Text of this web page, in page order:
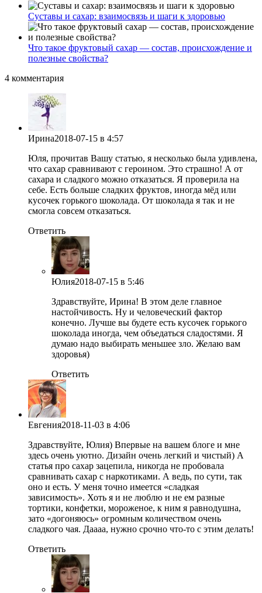
Суставы и сахар: взаимосвязь и шаги к здоровью
Что такое фруктовый сахар — состав, происхождение и
полезные свойства?
4 комментария
Ирина2018-07-15 в 4:57
Юля, прочитав Вашу статью, я несколько была удивлена,
что сахар сравнивают с героином. Это страшно! А от
сахара и сладкого можно отказаться. Я проверила на
себе. Есть больше сладких фруктов, иногда мёд или
кусочек горького шоколада. От шоколада я так и не
смогла совсем отказаться.
Ответить
Юлия2018-07-15 в 5:46
Здравствуйте, Ирина! В этом деле главное
настойчивость. Ну и человеческий фактор
конечно. Лучше вы будете есть кусочек горького
шоколада иногда, чем объедаться сладостями. Я
думаю надо выбирать меньшее зло. Желаю вам
здоровья)
Ответить
Евгения2018-11-03 в 4:06
Здравствуйте, Юлия) Впервые на вашем блоге и мне
здесь очень уютно. Дизайн очень легкий и чистый) А
статья про сахар зацепила, никогда не пробовала
сравнивать сахар с наркотиками. А ведь, по сути, так
оно и есть. У меня точно имеется «сладкая
зависимость». Хоть я и не люблю и не ем разные
тортики, конфетки, мороженое, к ним я равнодушна,
зато «догоняюсь» огромным количеством очень
сладкого чая. Даааа, нужно срочно что-то с этим делать!
Ответить